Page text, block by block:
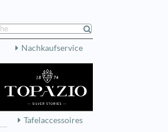
Nachkaufservice
Tafelaccessoires